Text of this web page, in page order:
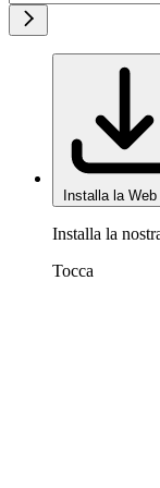
Installa la
Installa la
Tocca